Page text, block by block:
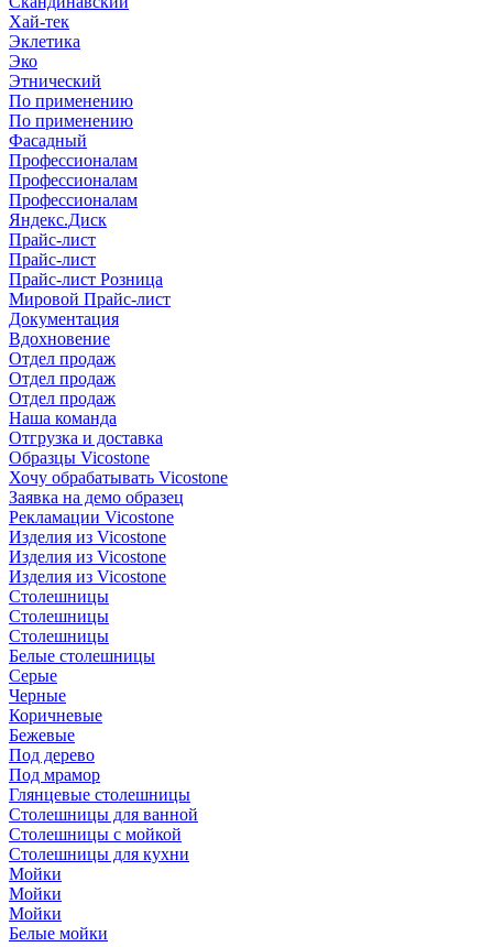
Хай-тек
Эклетика
Эко
Этнический
По применению
По применению
Фасадный
Профессионалам
Профессионалам
Профессионалам
Яндекс.Диск
Прайс-лист
Прайс-лист
Прайс-лист Розница
Мировой Прайс-лист
Документация
Вдохновение
Отдел продаж
Отдел продаж
Отдел продаж
Наша команда
Отгрузка и доставка
Образцы Vicostone
Хочу обрабатывать Vicostone
Заявка на демо образец
Рекламации Vicostone
Изделия из Vicostone
Изделия из Vicostone
Изделия из Vicostone
Столешницы
Столешницы
Столешницы
Белые столешницы
Серые
Черные
Коричневые
Бежевые
Под дерево
Под мрамор
Глянцевые столешницы
Столешницы для ванной
Столешницы с мойкой
Столешницы для кухни
Мойки
Мойки
Мойки
Белые мойки